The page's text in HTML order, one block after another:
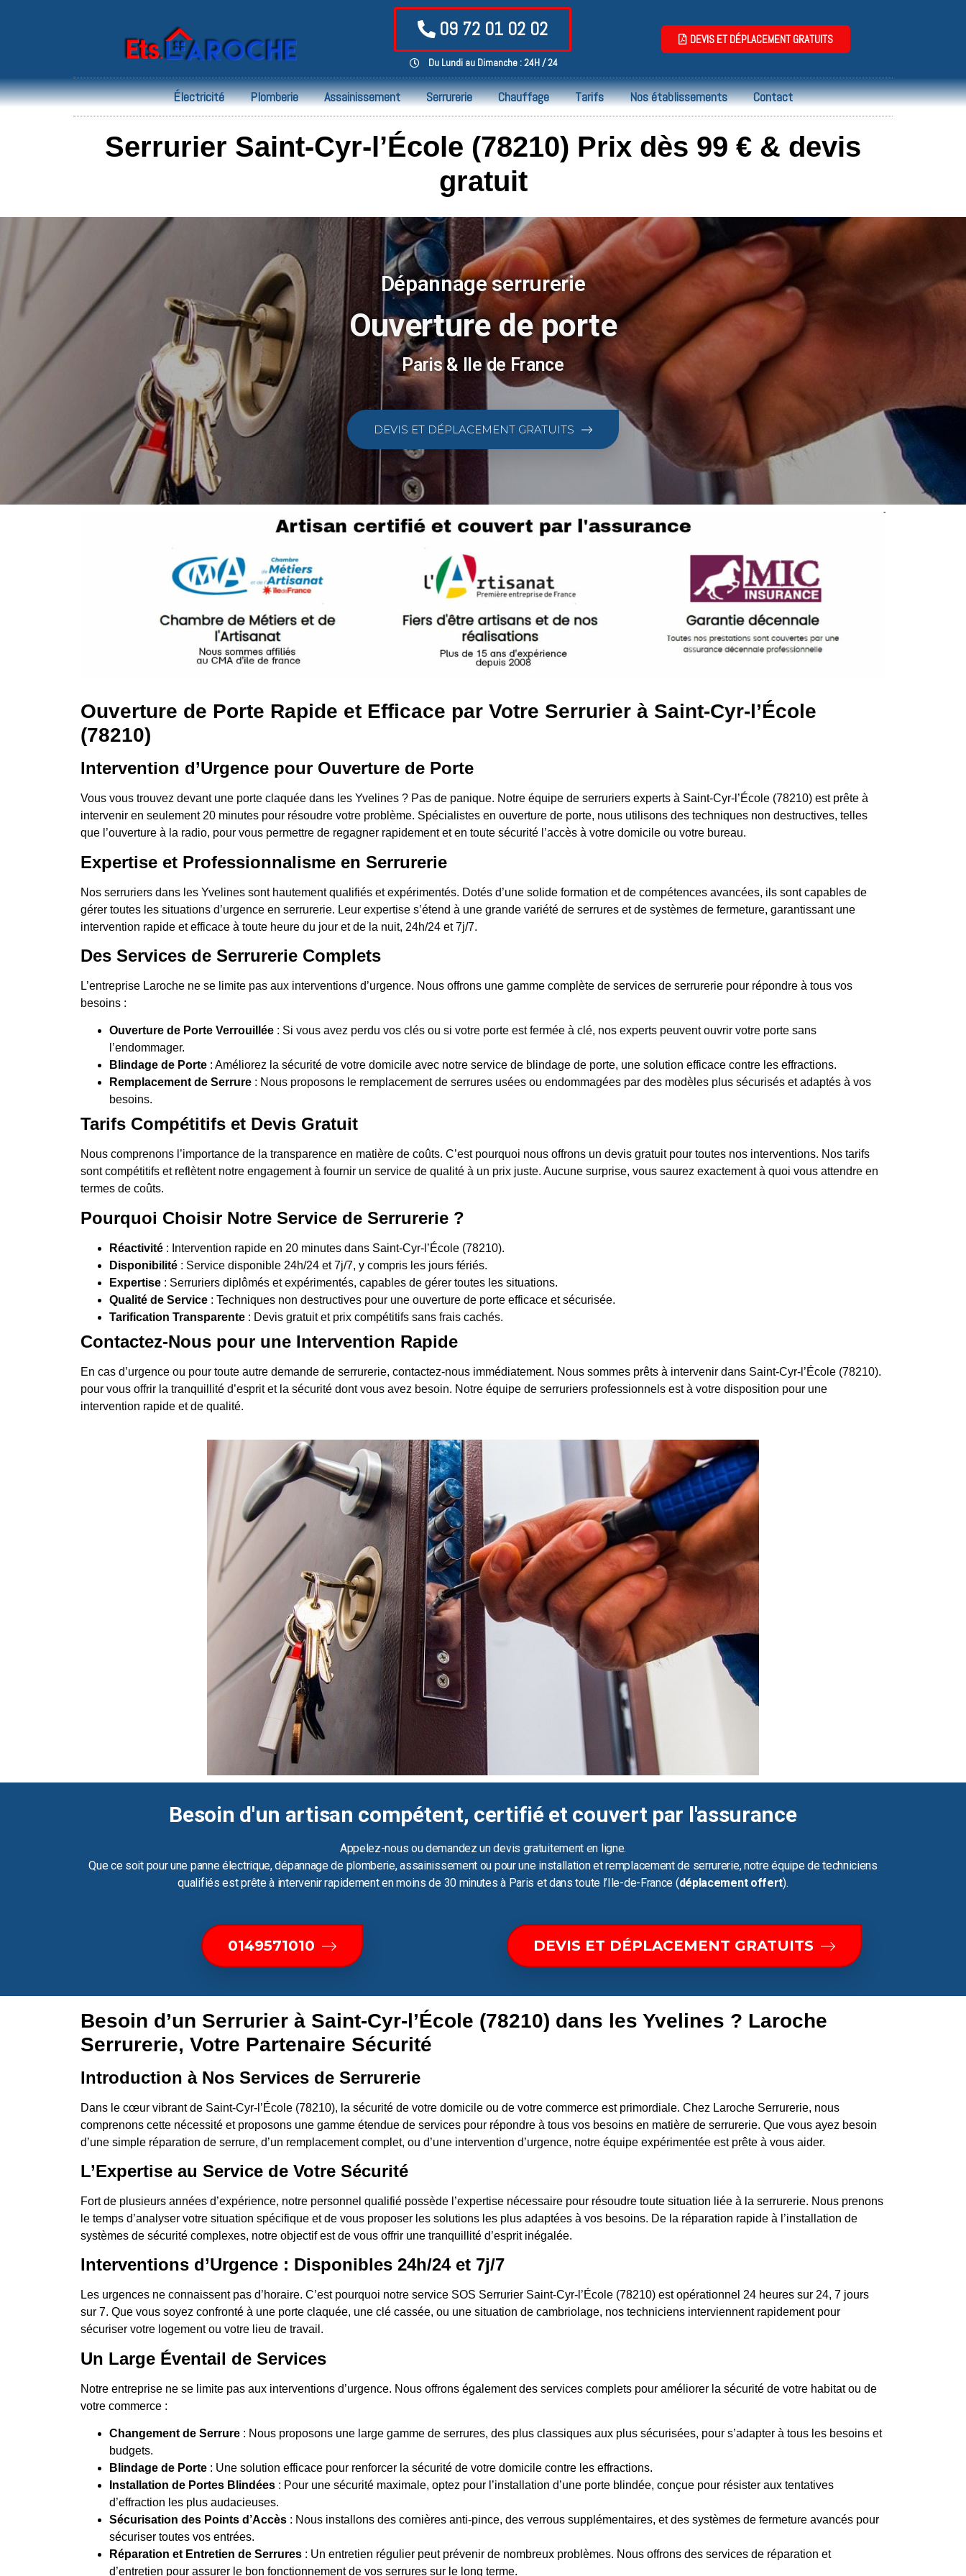
09 72 01 02 02
Du Lundi au Dimanche : 24H / 24
DEVIS ET DÉPLACEMENT GRATUITS
Électricité Plomberie Assainissement Serrurerie Chauffage Tarifs Nos établissements Contact
Serrurier Saint-Cyr-l’École (78210) Prix dès 99 € & devis
gratuit
Dépannage serrurerie
Ouverture de porte
Paris & Ile de France
DEVIS ET DÉPLACEMENT GRATUITS
Ouverture de Porte Rapide et Efficace par Votre Serrurier à Saint-Cyr-l’École
(78210)
Intervention d’Urgence pour Ouverture de Porte
Vous vous trouvez devant une porte claquée dans les Yvelines ? Pas de panique. Notre équipe de serruriers experts à Saint-Cyr-l’École (78210) est prête à
intervenir en seulement 20 minutes pour résoudre votre problème. Spécialistes en ouverture de porte, nous utilisons des techniques non destructives, telles
que l’ouverture à la radio, pour vous permettre de regagner rapidement et en toute sécurité l’accès à votre domicile ou votre bureau.
Expertise et Professionnalisme en Serrurerie
Nos serruriers dans les Yvelines sont hautement qualifiés et expérimentés. Dotés d’une solide formation et de compétences avancées, ils sont capables de
gérer toutes les situations d’urgence en serrurerie. Leur expertise s’étend à une grande variété de serrures et de systèmes de fermeture, garantissant une
intervention rapide et efficace à toute heure du jour et de la nuit, 24h/24 et 7j/7.
Des Services de Serrurerie Complets
L’entreprise Laroche ne se limite pas aux interventions d’urgence. Nous offrons une gamme complète de services de serrurerie pour répondre à tous vos
besoins :
Ouverture de Porte Verrouillée : Si vous avez perdu vos clés ou si votre porte est fermée à clé, nos experts peuvent ouvrir votre porte sans
l’endommager.
Blindage de Porte : Améliorez la sécurité de votre domicile avec notre service de blindage de porte, une solution efficace contre les effractions.
Remplacement de Serrure : Nous proposons le remplacement de serrures usées ou endommagées par des modèles plus sécurisés et adaptés à vos
besoins.
Tarifs Compétitifs et Devis Gratuit
Nous comprenons l’importance de la transparence en matière de coûts. C’est pourquoi nous offrons un devis gratuit pour toutes nos interventions. Nos tarifs
sont compétitifs et reflètent notre engagement à fournir un service de qualité à un prix juste. Aucune surprise, vous saurez exactement à quoi vous attendre en
termes de coûts.
Pourquoi Choisir Notre Service de Serrurerie ?
Réactivité : Intervention rapide en 20 minutes dans Saint-Cyr-l’École (78210).
Disponibilité : Service disponible 24h/24 et 7j/7, y compris les jours fériés.
Expertise : Serruriers diplômés et expérimentés, capables de gérer toutes les situations.
Qualité de Service : Techniques non destructives pour une ouverture de porte efficace et sécurisée.
Tarification Transparente : Devis gratuit et prix compétitifs sans frais cachés.
Contactez-Nous pour une Intervention Rapide
En cas d’urgence ou pour toute autre demande de serrurerie, contactez-nous immédiatement. Nous sommes prêts à intervenir dans Saint-Cyr-l’École (78210).
pour vous offrir la tranquillité d’esprit et la sécurité dont vous avez besoin. Notre équipe de serruriers professionnels est à votre disposition pour une
intervention rapide et de qualité.
Besoin d'un artisan compétent, certifié et couvert par l'assurance
Appelez-nous ou demandez un devis gratuitement en ligne.
Que ce soit pour une panne électrique, dépannage de plomberie, assainissement ou pour une installation et remplacement de serrurerie, notre équipe de techniciens
qualifiés est prête à intervenir rapidement en moins de 30 minutes à Paris et dans toute l’Ile-de-France (déplacement offert).
0149571010 DEVIS ET DÉPLACEMENT GRATUITS
Besoin d’un Serrurier à Saint-Cyr-l’École (78210) dans les Yvelines ? Laroche
Serrurerie, Votre Partenaire Sécurité
Introduction à Nos Services de Serrurerie
Dans le cœur vibrant de Saint-Cyr-l’École (78210), la sécurité de votre domicile ou de votre commerce est primordiale. Chez Laroche Serrurerie, nous
comprenons cette nécessité et proposons une gamme étendue de services pour répondre à tous vos besoins en matière de serrurerie. Que vous ayez besoin
d’une simple réparation de serrure, d’un remplacement complet, ou d’une intervention d’urgence, notre équipe expérimentée est prête à vous aider.
L’Expertise au Service de Votre Sécurité
Fort de plusieurs années d’expérience, notre personnel qualifié possède l’expertise nécessaire pour résoudre toute situation liée à la serrurerie. Nous prenons
le temps d’analyser votre situation spécifique et de vous proposer les solutions les plus adaptées à vos besoins. De la réparation rapide à l’installation de
systèmes de sécurité complexes, notre objectif est de vous offrir une tranquillité d’esprit inégalée.
Interventions d’Urgence : Disponibles 24h/24 et 7j/7
Les urgences ne connaissent pas d’horaire. C’est pourquoi notre service SOS Serrurier Saint-Cyr-l’École (78210) est opérationnel 24 heures sur 24, 7 jours
sur 7. Que vous soyez confronté à une porte claquée, une clé cassée, ou une situation de cambriolage, nos techniciens interviennent rapidement pour
sécuriser votre logement ou votre lieu de travail.
Un Large Éventail de Services
Notre entreprise ne se limite pas aux interventions d’urgence. Nous offrons également des services complets pour améliorer la sécurité de votre habitat ou de
votre commerce :
Changement de Serrure : Nous proposons une large gamme de serrures, des plus classiques aux plus sécurisées, pour s’adapter à tous les besoins et
budgets.
Blindage de Porte : Une solution efficace pour renforcer la sécurité de votre domicile contre les effractions.
Installation de Portes Blindées : Pour une sécurité maximale, optez pour l’installation d’une porte blindée, conçue pour résister aux tentatives
d’effraction les plus audacieuses.
Sécurisation des Points d’Accès : Nous installons des cornières anti-pince, des verrous supplémentaires, et des systèmes de fermeture avancés pour
sécuriser toutes vos entrées.
Réparation et Entretien de Serrures : Un entretien régulier peut prévenir de nombreux problèmes. Nous offrons des services de réparation et
d’entretien pour assurer le bon fonctionnement de vos serrures sur le long terme.